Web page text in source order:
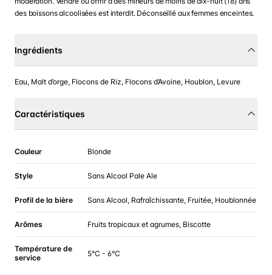
des boissons alcoolisées est interdit. Déconseillé aux femmes enceintes.
Ingrédients
Eau, Malt d’orge, Flocons de Riz, Flocons d’Avoine, Houblon, Levure
Caractéristiques
Couleur Blonde
Style Sans Alcool Pale Ale
Profil de la bière Sans Alcool, Rafraîchissante, Fruitée, Houblonnée
Arômes Fruits tropicaux et agrumes, Biscotte
Température de
service
5°C - 6°C